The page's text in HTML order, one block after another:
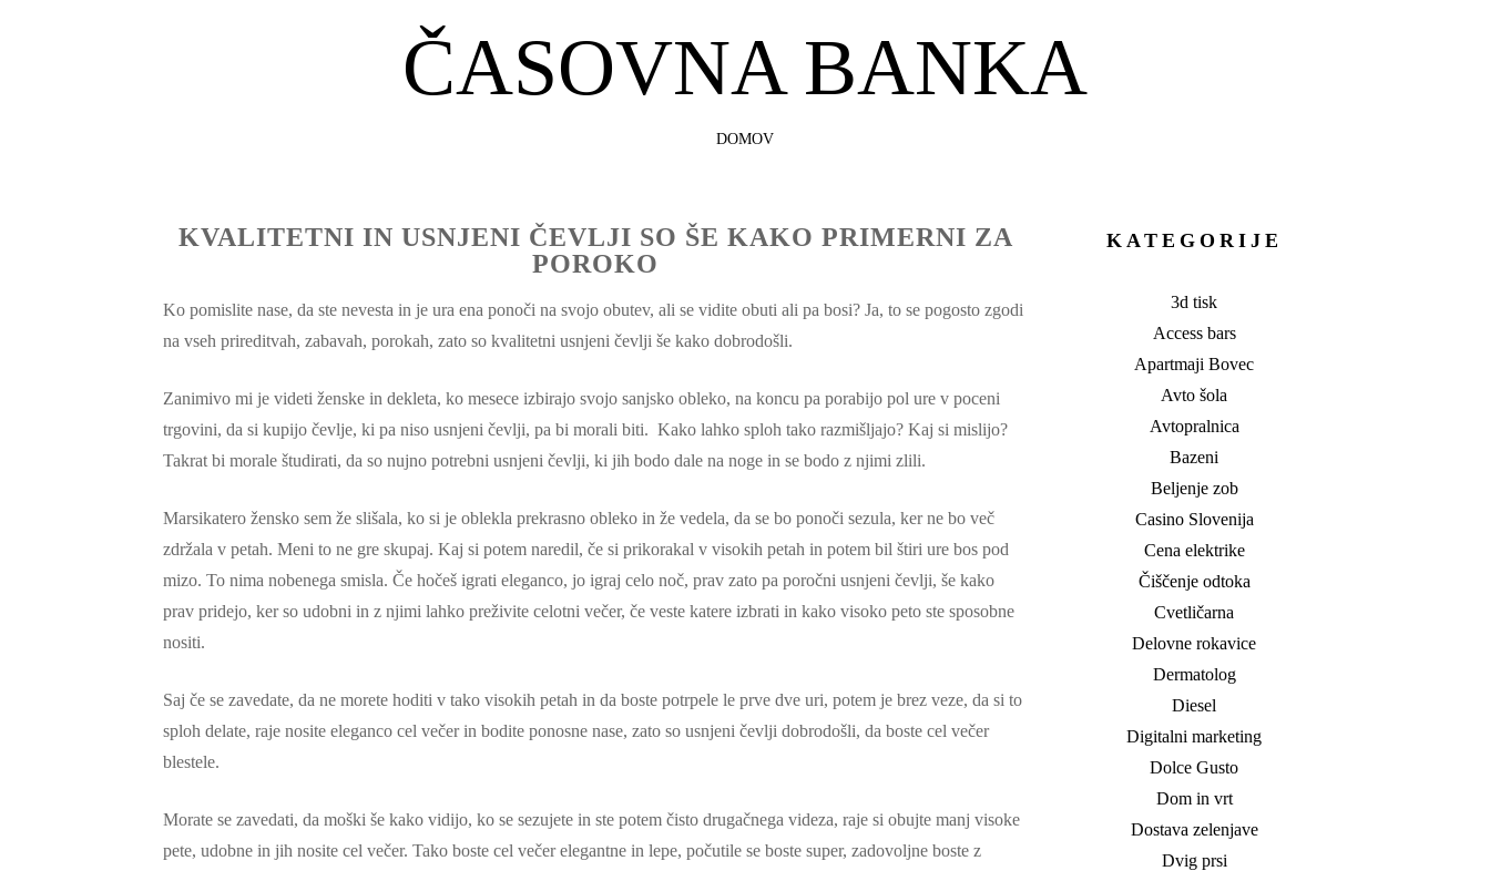
ČASOVNA BANKA
SKIP
DOMOV
KVALITETNI IN USNJENI ČEVLJI SO ŠE KAKO PRIMERNI ZA
POROKO
Ko pomislite nase, da ste nevesta in je ura ena ponoči na svojo obutev, ali se vidite obuti ali pa bosi? Ja, to se pogosto zgodi
na vseh prireditvah, zabavah, porokah, zato so kvalitetni usnjeni čevlji še kako dobrodošli.
Zanimivo mi je videti ženske in dekleta, ko mesece izbirajo svojo sanjsko obleko, na koncu pa porabijo pol ure v poceni
trgovini, da si kupijo čevlje, ki pa niso usnjeni čevlji, pa bi morali biti. Kako lahko sploh tako razmišljajo? Kaj si mislijo?
Takrat bi morale študirati, da so nujno potrebni usnjeni čevlji, ki jih bodo dale na noge in se bodo z njimi zlili.
Marsikatero žensko sem že slišala, ko si je oblekla prekrasno obleko in že vedela, da se bo ponoči sezula, ker ne bo več
zdržala v petah. Meni to ne gre skupaj. Kaj si potem naredil, če si prikorakal v visokih petah in potem bil štiri ure bos pod
mizo. To nima nobenega smisla. Če hočeš igrati eleganco, jo igraj celo noč, prav zato pa poročni usnjeni čevlji, še kako
prav pridejo, ker so udobni in z njimi lahko preživite celotni večer, če veste katere izbrati in kako visoko peto ste sposobne
nositi.
Saj če se zavedate, da ne morete hoditi v tako visokih petah in da boste potrpele le prve dve uri, potem je brez veze, da si to
sploh delate, raje nosite eleganco cel večer in bodite ponosne nase, zato so usnjeni čevlji dobrodošli, da boste cel večer
blestele.
Morate se zavedati, da moški še kako vidijo, ko se sezujete in ste potem čisto drugačnega videza, raje si obujte manj visoke
pete, udobne in jih nosite cel večer. Tako boste cel večer elegantne in lepe, počutile se boste super, zadovoljne boste z
KATEGORIJE
3d tisk
Access bars
Apartmaji Bovec
Avto šola
Avtopralnica
Bazeni
Beljenje zob
Casino Slovenija
Cena elektrike
Čiščenje odtoka
Cvetličarna
Delovne rokavice
Dermatolog
Diesel
Digitalni marketing
Dolce Gusto
Dom in vrt
Dostava zelenjave
Dvig prsi